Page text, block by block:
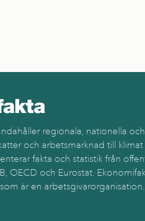
regionala, nationella
och arbetsmarknad till
fakta och statistik från
OECD och Eurostat.
är en arbetsgivarorganisation.